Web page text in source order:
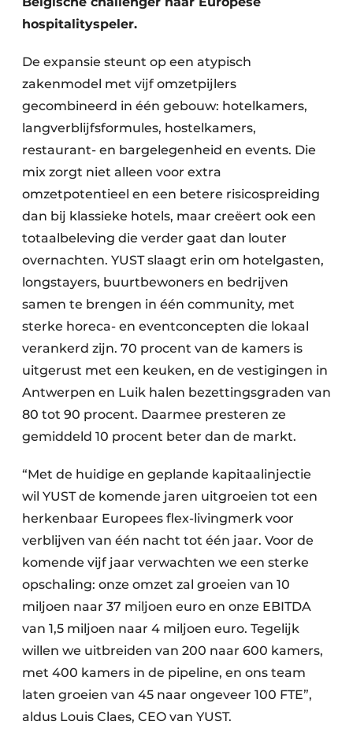
hospitalityspeler.
De expansie steunt op een atypisch
zakenmodel met vijf omzetpijlers
gecombineerd in één gebouw: hotelkamers,
langverblijfsformules, hostelkamers,
restaurant- en bargelegenheid en events. Die
mix zorgt niet alleen voor extra
omzetpotentieel en een betere risicospreiding
dan bij klassieke hotels, maar creëert ook een
totaalbeleving die verder gaat dan louter
overnachten. YUST slaagt erin om hotelgasten,
longstayers, buurtbewoners en bedrijven
samen te brengen in één community, met
sterke horeca- en eventconcepten die lokaal
verankerd zijn. 70 procent van de kamers is
uitgerust met een keuken, en de vestigingen in
Antwerpen en Luik halen bezettingsgraden van
80 tot 90 procent. Daarmee presteren ze
gemiddeld 10 procent beter dan de markt.
“Met de huidige en geplande kapitaalinjectie
wil YUST de komende jaren uitgroeien tot een
herkenbaar Europees flex-livingmerk voor
verblijven van één nacht tot één jaar. Voor de
komende vijf jaar verwachten we een sterke
opschaling: onze omzet zal groeien van 10
miljoen naar 37 miljoen euro en onze EBITDA
van 1,5 miljoen naar 4 miljoen euro. Tegelijk
willen we uitbreiden van 200 naar 600 kamers,
met 400 kamers in de pipeline, en ons team
laten groeien van 45 naar ongeveer 100 FTE”,
aldus Louis Claes, CEO van YUST.